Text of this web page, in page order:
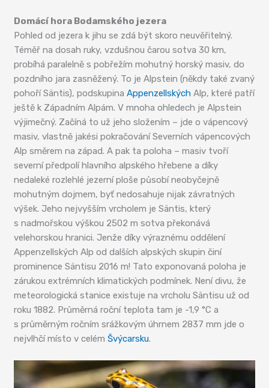
Domácí hora Bodamského jezera
Pohled od jezera k jihu se zdá být skoro neuvěřitelný.
Téměř na dosah ruky, vzdušnou čarou sotva 30 km,
probíhá paralelně s pobřežím mohutný horský masiv, do
pozdního jara zasněžený. To je Alpstein (někdy také zvaný
pohoří Säntis), podskupinaAppenzellských Alp, které patří
ještě k Západním Alpám. V mnoha ohledech je Alpstein
výjimečný. Začíná to už jeho složením – jde o vápencový
masiv, vlastně jakési pokračování Severních vápencových
Alp směrem na západ. A pak ta poloha – masiv tvoří
severní předpolí hlavního alpského hřebene a díky
nedaleké rozlehlé jezerní ploše působí neobyčejně
mohutným dojmem, byť nedosahuje nijak závratných
výšek. Jeho nejvyšším vrcholem je Säntis, který
s nadmořskou výškou 2502 m sotva překonává
velehorskou hranici. Jenže díky výraznému oddělení
Appenzellských Alp od dalších alpských skupin činí
prominence Säntisu 2016 m! Tato exponovaná poloha je
zárukou extrémních klimatických podmínek. Není divu, že
meteorologická stanice existuje na vrcholu Säntisu už od
roku 1882. Průměrná roční teplota tam je -1,9 °C a
s průměrným ročním srážkovým úhrnem 2837 mm jde o
nejvlhčí místo v celémŠvýcarsku.